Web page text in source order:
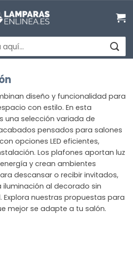
diseño y funcionalidad para
con estilo. En esta
una selección variada de
pensados para salones
opciones LED eficientes,
Los plafones aportan luz
y crean ambientes
descansar o recibir invitados,
al decorado sin
Explora nuestras propuestas para
mejor se adapte a tu salón.